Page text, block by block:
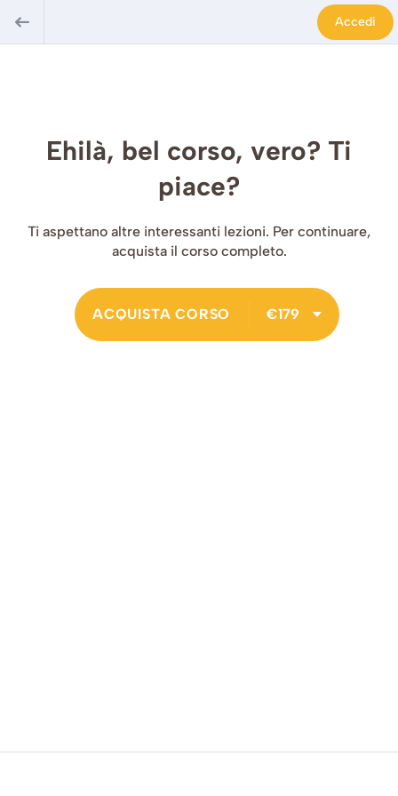
Accedi
Ehilà, bel corso, vero? Ti
piace?
Ti aspettano altre interessanti lezioni. Per continuare,
acquista il corso completo.
ACQUISTA CORSO €179